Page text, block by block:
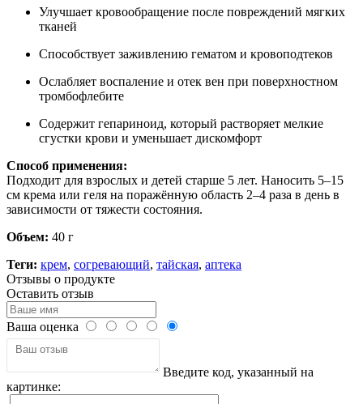
Улучшает кровообращение после повреждений мягких
тканей
Способствует заживлению гематом и кровоподтеков
Ослабляет воспаление и отек вен при поверхностном
тромбофлебите
Содержит гепариноид, который растворяет мелкие
сгустки крови и уменьшает дискомфорт
Способ применения:
Подходит для взрослых и детей старше 5 лет. Наносить 5–15
см крема или геля на поражённую область 2–4 раза в день в
зависимости от тяжести состояния.
Объем: 40 г
Теги: крем, согревающий, тайская, аптека
Отзывы о продукте
Оставить отзыв
Ваша оценка
Введите код, указанный на
картинке: